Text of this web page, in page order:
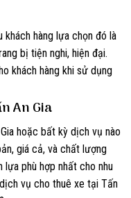
hàng lựa chọn đó là
bị tiện nghi, hiện đại.
khách hàng khi sử dụng
An Gia
hoặc bất kỳ dịch vụ nào
giá cả, và chất lượng
phù hợp nhất cho nhu
vụ cho thuê xe tại Tấn